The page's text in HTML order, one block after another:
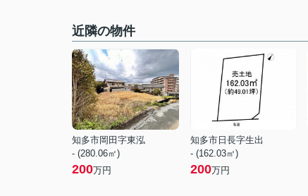
近隣の物件
知多市岡田字東泓
- (280.06㎡)
200万円
知多市日長字生出
- (162.03㎡)
200万円